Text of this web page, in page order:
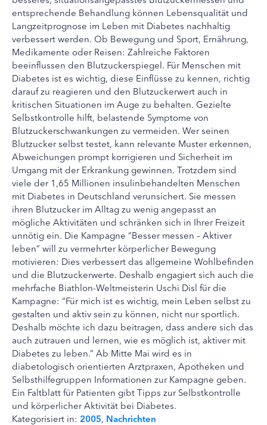
entsprechende Behandlung können Lebensqualität und
Langzeitprognose im Leben mit Diabetes nachhaltig
verbessert werden. Ob Bewegung und Sport, Ernährung,
Medikamente oder Reisen: Zahlreiche Faktoren
beeinflussen den Blutzuckerspiegel. Für Menschen mit
Diabetes ist es wichtig, diese Einflüsse zu kennen, richtig
darauf zu reagieren und den Blutzuckerwert auch in
kritischen Situationen im Auge zu behalten. Gezielte
Selbstkontrolle hilft, belastende Symptome von
Blutzuckerschwankungen zu vermeiden. Wer seinen
Blutzucker selbst testet, kann relevante Muster erkennen,
Abweichungen prompt korrigieren und Sicherheit im
Umgang mit der Erkrankung gewinnen. Trotzdem sind
viele der 1,65 Millionen insulinbehandelten Menschen
mit Diabetes in Deutschland verunsichert. Sie messen
ihren Blutzucker im Alltag zu wenig angepasst an
mögliche Aktivitäten und schränken sich in Ihrer Freizeit
unnötig ein. Die Kampagne “Besser messen – Aktiver
leben” will zu vermehrter körperlicher Bewegung
motivieren: Dies verbessert das allgemeine Wohlbefinden
und die Blutzuckerwerte. Deshalb engagiert sich auch die
mehrfache Biathlon-Weltmeisterin Uschi Disl für die
Kampagne: “Für mich ist es wichtig, mein Leben selbst zu
gestalten und aktiv sein zu können, nicht nur sportlich.
Deshalb möchte ich dazu beitragen, dass andere sich das
auch zutrauen und lernen, wie es möglich ist, aktiver mit
Diabetes zu leben.” Ab Mitte Mai wird es in
diabetologisch orientierten Arztpraxen, Apotheken und
Selbsthilfegruppen Informationen zur Kampagne geben.
Ein Faltblatt für Patienten gibt Tipps zur Selbstkontrolle
und körperlicher Aktivität bei Diabetes.
Kategorisiert in: 2005, Nachrichten